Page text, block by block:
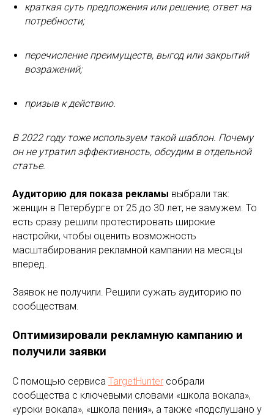
краткая суть предложения или решение, ответ на
потребности;
перечисление преимуществ, выгод или закрытий
возражений;
призыв к действию.
В 2022 году тоже используем такой шаблон. Почему
он не утратил эффективность, обсудим в отдельной
статье.
Аудиторию для показа рекламы выбрали так:
женщин в Петербурге от 25 до 30 лет, не замужем. То
есть сразу решили протестировать широкие
настройки, чтобы оценить возможность
масштабирования рекламной кампании на месяцы
вперед.
Заявок не получили. Решили сужать аудиторию по
сообществам.
Оптимизировали рекламную кампанию и
получили заявки
С помощью сервиса TargetHunter собрали
сообщества с ключевыми словами «школа вокала»,
«уроки вокала», «школа пения», а также «подслушано у